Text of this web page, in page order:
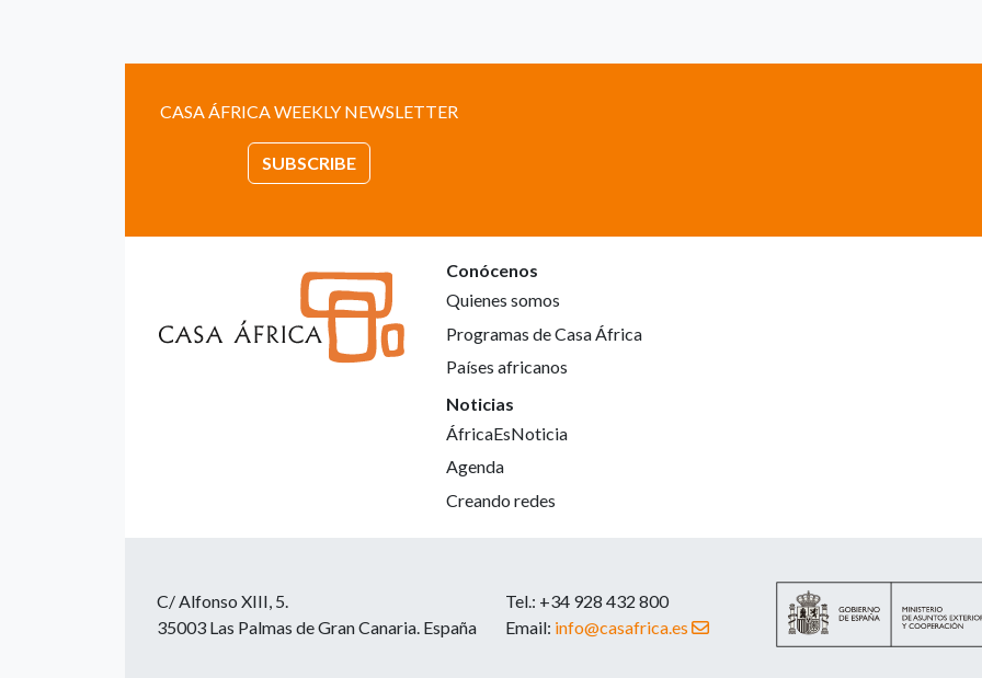
CASA ÁFRICA WEEKLY NEWSLETTER
SUBSCRIBE
Conócenos
Quienes somos
Programas de Casa África
Países africanos
Noticias
ÁfricaEsNoticia
Agenda
Creando redes
C/ Alfonso XIII, 5.
35003 Las Palmas de Gran Canaria. España
Tel.: +34 928 432 800
Email: info@casafrica.es